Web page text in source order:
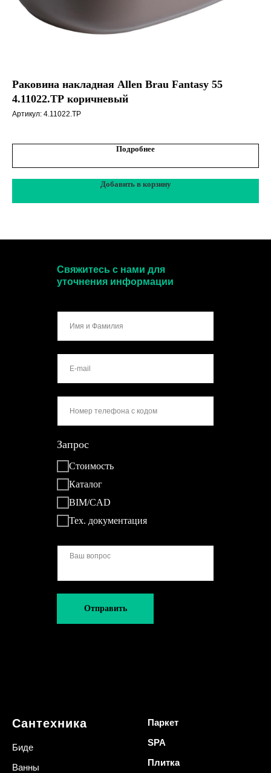
Раковина накладная Allen Brau Fantasy 55
4.11022.TP коричневый
Артикул: 4.11022.TP
Подробнее
Добавить в корзину
Запрос
Стоимость
Каталог
BIM/CAD
Тех. документация
Отправить
Свяжитесь с нами для
уточнения информации
Сантехника
Биде
Ванны
Паркет
SPA
Плитка